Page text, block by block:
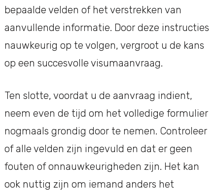
bepaalde velden of het verstrekken van
aanvullende informatie. Door deze instructies
nauwkeurig op te volgen, vergroot u de kans
op een succesvolle visumaanvraag.
Ten slotte, voordat u de aanvraag indient,
neem even de tijd om het volledige formulier
nogmaals grondig door te nemen. Controleer
of alle velden zijn ingevuld en dat er geen
fouten of onnauwkeurigheden zijn. Het kan
ook nuttig zijn om iemand anders het